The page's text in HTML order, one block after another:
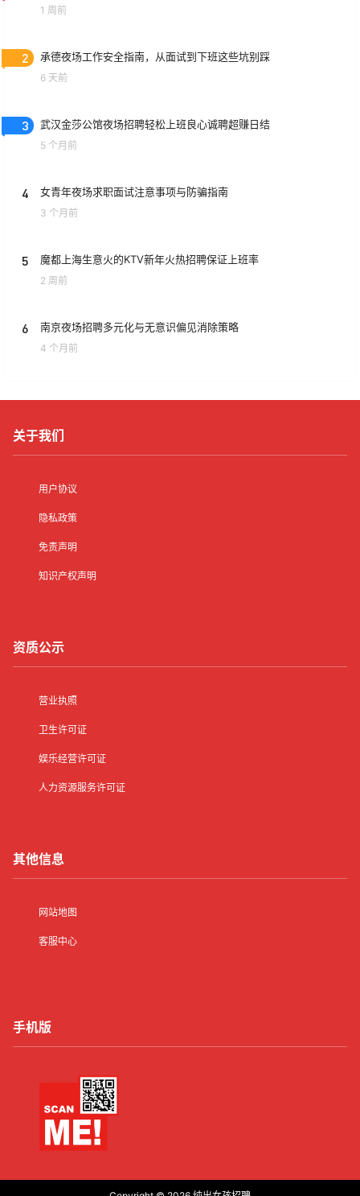
1 周前
2 承德夜场工作安全指南，从面试到下班这些坑别踩
6 天前
3 武汉金莎公馆夜场招聘轻松上班良心诚聘超赚日结
5 个月前
4 女青年夜场求职面试注意事项与防骗指南
3 个月前
5 魔都上海生意火的KTV新年火热招聘保证上班率
2 周前
6 南京夜场招聘多元化与无意识偏见消除策略
4 个月前
关于我们
用户协议
隐私政策
免责声明
知识产权声明
资质公示
营业执照
卫生许可证
娱乐经营许可证
人力资源服务许可证
其他信息
网站地图
客服中心
手机版